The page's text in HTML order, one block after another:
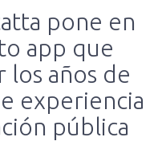
pone en
app que
los años de
experiencia
pública